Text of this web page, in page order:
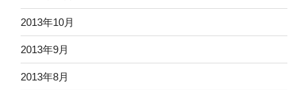
2013年10月
2013年9月
2013年8月